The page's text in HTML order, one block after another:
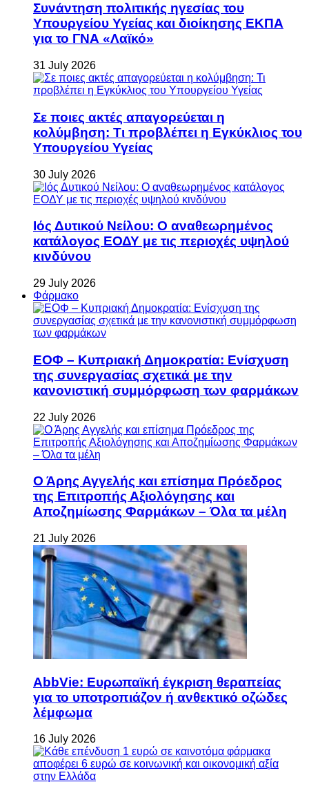
Συνάντηση πολιτικής ηγεσίας του
Υπουργείου Υγείας και διοίκησης ΕΚΠΑ
για το ΓΝΑ «Λαϊκό»
31 July 2026
Σε ποιες ακτές απαγορεύεται η
κολύμβηση: Τι προβλέπει η Εγκύκλιος του
Υπουργείου Υγείας
30 July 2026
Ιός Δυτικού Νείλου: Ο αναθεωρημένος
κατάλογος ΕΟΔΥ με τις περιοχές υψηλού
κινδύνου
29 July 2026
Φάρμακο
ΕΟΦ – Κυπριακή Δημοκρατία: Ενίσχυση
της συνεργασίας σχετικά με την
κανονιστική συμμόρφωση των φαρμάκων
22 July 2026
Ο Άρης Αγγελής και επίσημα Πρόεδρος
της Επιτροπής Αξιολόγησης και
Αποζημίωσης Φαρμάκων – Όλα τα μέλη
21 July 2026
AbbVie: Ευρωπαϊκή έγκριση θεραπείας
για το υποτροπιάζον ή ανθεκτικό οζώδες
λέμφωμα
16 July 2026